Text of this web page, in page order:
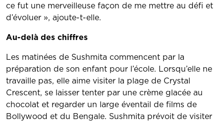
ce fut une merveilleuse façon de me mettre au défi et
d’évoluer », ajoute-t-elle.
Au-delà des chiffres
Les matinées de Sushmita commencent par la
préparation de son enfant pour l’école. Lorsqu’elle ne
travaille pas, elle aime visiter la plage de Crystal
Crescent, se laisser tenter par une crème glacée au
chocolat et regarder un large éventail de films de
Bollywood et du Bengale. Sushmita prévoit de visiter